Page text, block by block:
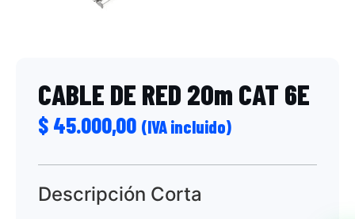
CABLE DE RED 20m CAT 6E
$ 45.000,00 (IVA incluido)
Descripción Corta